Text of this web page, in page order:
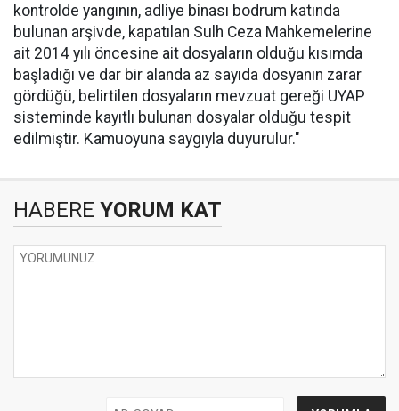
kontrolde yangının, adliye binası bodrum katında
bulunan arşivde, kapatılan Sulh Ceza Mahkemelerine
ait 2014 yılı öncesine ait dosyaların olduğu kısımda
başladığı ve dar bir alanda az sayıda dosyanın zarar
gördüğü, belirtilen dosyaların mevzuat gereği UYAP
sisteminde kayıtlı bulunan dosyalar olduğu tespit
edilmiştir. Kamuoyuna saygıyla duyurulur."
HABERE YORUM KAT